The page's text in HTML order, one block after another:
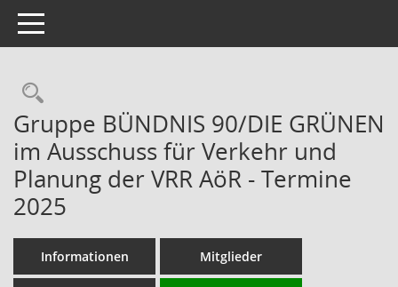
Toggle navigation
Rechercheauswahl
Gruppe BÜNDNIS 90/DIE GRÜNEN
im Ausschuss für Verkehr und
Planung der VRR AöR - Termine
2025
Informationen Mitglieder